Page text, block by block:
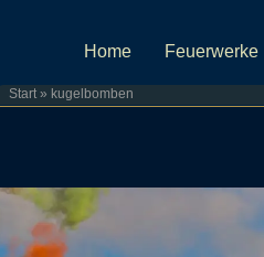
Home Feuerwerke
Start» kugelbomben